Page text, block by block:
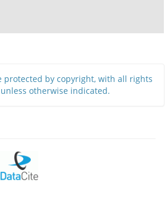
protected by copyright, with all rights
otherwise indicated.